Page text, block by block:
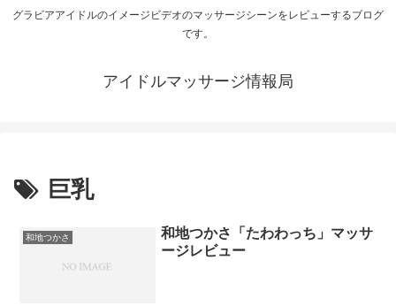
グラビアアイドルのイメージビデオのマッサージシーンをレビューするブログ
です。
アイドルマッサージ情報局
巨乳
和地つかさ
和地つかさ「たわわっち」マッサ
ージレビュー